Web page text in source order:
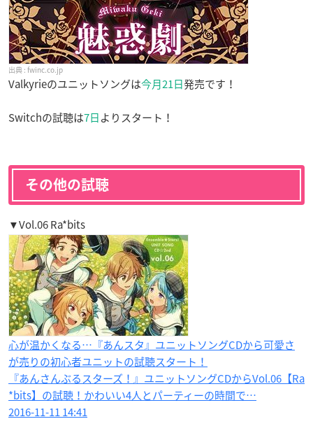
fwinc.co.jp
Valkyrieのユニットソングは今月21日発売です！
Switchの試聴は7日よりスタート！
その他の試聴
▼Vol.06 Ra*bits
心が温かくなる…『あんスタ』ユニットソングCDから可愛さ
が売りの初心者ユニットの試聴スタート！
『あんさんぶるスターズ！』ユニットソングCDからVol.06【Ra
*bits】の試聴！かわいい4人とパーティーの時間で…
2016-11-11 14:41